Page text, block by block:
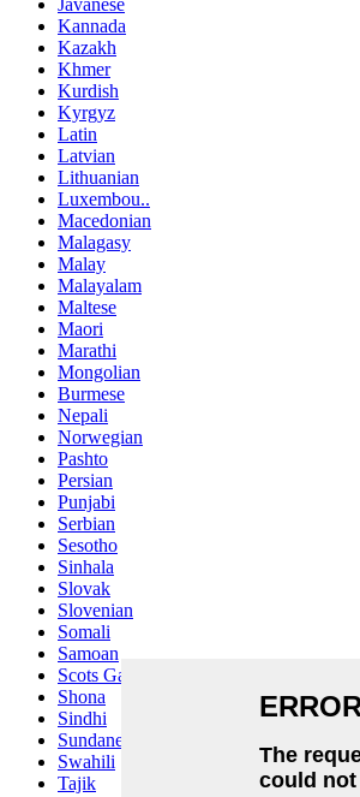
Kannada
Kazakh
Khmer
Kurdish
Kyrgyz
Latin
Latvian
Lithuanian
Luxembou..
Macedonian
Malagasy
Malay
Malayalam
Maltese
Maori
Marathi
Mongolian
Burmese
Nepali
Norwegian
Pashto
Persian
Punjabi
Serbian
Sesotho
Sinhala
Slovak
Slovenian
Somali
Samoan
Scots Gaelic
Shona
Sindhi
Sundanese
Swahili
Tajik